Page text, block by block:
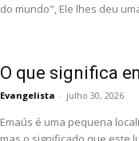
do mundo", Ele lhes deu
O que significa
Evangelista - julho 30, 2026
Emaús é uma pequena